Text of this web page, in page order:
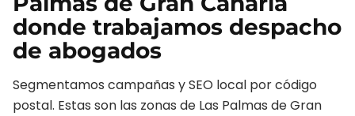
donde trabajamos despacho
de abogados
Segmentamos campañas y SEO local por código
postal. Estas son las zonas de Las Palmas de Gran